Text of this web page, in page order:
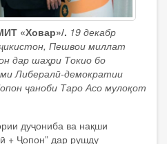
«Ховар»/. 19 декабр
Пешвои миллат
дар шаҳри Токио бо
Либералӣ-демократии
ҷаноби Таро Асо мулоқот
дуҷониба ва нақши
+ Ҷопон” дар рушду